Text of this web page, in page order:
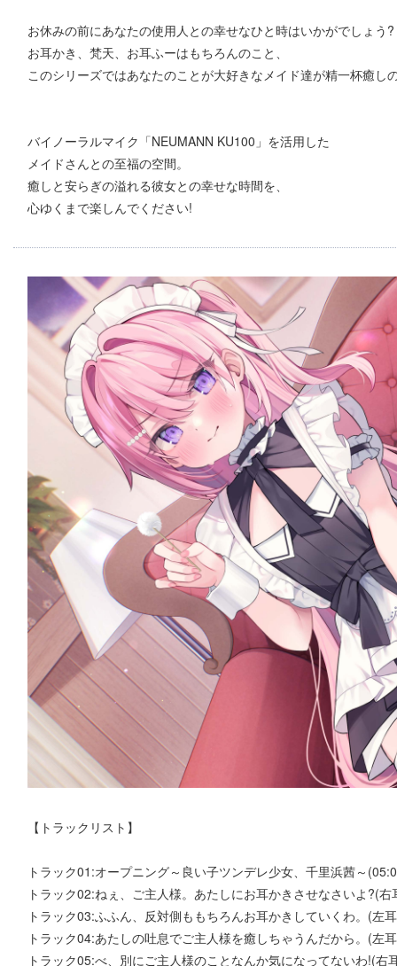
お休みの前にあなたの使用人との幸せなひと時はいかがでしょう?
お耳かき、梵天、お耳ふーはもちろんのこと、
このシリーズではあなたのことが大好きなメイド達が精一杯癒し
バイノーラルマイク「NEUMANN KU100」を活用した
メイドさんとの至福の空間。
癒しと安らぎの溢れる彼女との幸せな時間を、
心ゆくまで楽しんでください!
【トラックリスト】
トラック01:オープニング～良い子ツンデレ少女、千里浜茜～
トラック02:ねぇ、ご主人様。あたしにお耳かきさせなさいよ?(
トラック03:ふふん、反対側ももちろんお耳かきしていくわ。(左
トラック04:あたしの吐息でご主人様を癒しちゃうんだから。(左
トラック05:べ、別にご主人様のことなんか気になってないわ!(右